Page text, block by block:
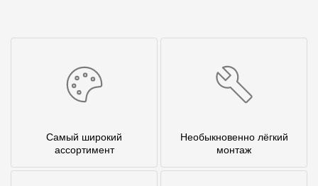
Самый широкий
ассортимент
Необыкновенно лёгкий
монтаж